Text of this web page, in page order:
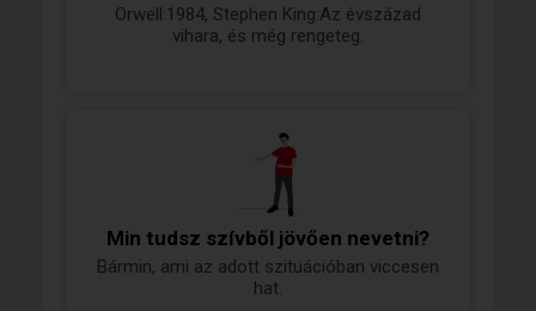
Orwell:1984, Stephen King:Az évszázad
vihara, és még rengeteg.
Min tudsz szívből jövően nevetni?
Bármin, ami az adott szituációban viccesen
hat.